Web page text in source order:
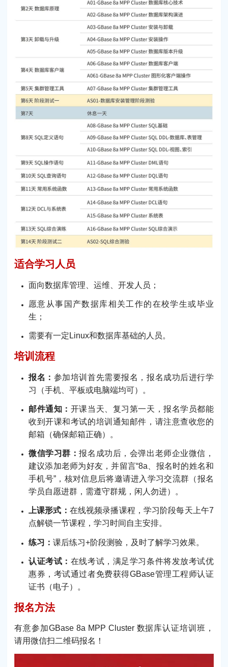
适合学习人员
面向数据库管理、运维、开发人员；
愿意从事国产数据库相关工作的在校学生或毕业
生；
需要有一定Linux和数据库基础的人员。
培训流程
报名： 参加培训首先需要报名，报名成功后进行学
习（手机、平板或电脑端均可）。
邮件通知： 开课当天、复习第一天，报名学员都能
收到开课和考试的培训通知邮件，请注意查收您的
邮箱（确保邮箱正确）。
微信学习群：报名成功后，会弹出老师企业微信，
建议添加老师为好友，并留言“8a、报名时的姓名和
手机号”，核对信息后将邀请进入学习交流群（报名
学员自愿进群，需遵守群规，闲人勿进）。
上课形式： 在线视频录播课程，学习阶段每天上午7
点解锁一节课程，学习时间自主安排。
练习： 课后练习+阶段测验，及时了解学习效果。
认证考试： 在线考试，满足学习条件将发放考试优
惠券，考试通过者免费获得GBase管理工程师认证
证书（电子）。
报名方法
有意参加GBase 8a MPP Cluster 数据库认证培训班，
请用微信扫二维码报名！